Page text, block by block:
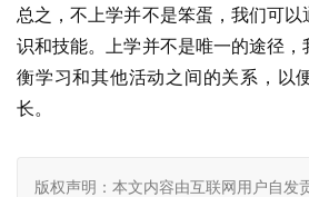
总之，不上学并不是笨蛋，我们可
识和技能。上学并不是唯一的途径
衡学习和其他活动之间的关系，以
长。
版权声明：本文内容由互联网用户自发